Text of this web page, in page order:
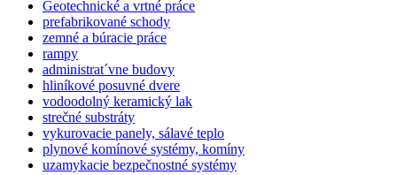
Geotechnické a vrtné práce
prefabrikované schody
zemné a búracie práce
rampy
administrat´vne budovy
hliníkové posuvné dvere
vodoodolný keramický lak
strečné substráty
vykurovacie panely, sálavé teplo
plynové komínové systémy, komíny
uzamykacie bezpečnostné systémy